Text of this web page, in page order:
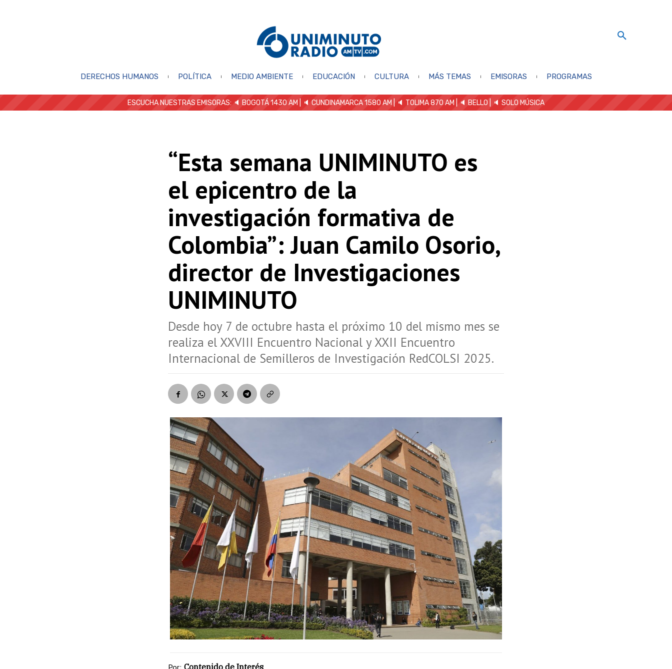
DERECHOS HUMANOS POLÍTICA MEDIO AMBIENTE EDUCACIÓN CULTURA MÁS TEMAS EMISORAS PROGRAMAS
ESCUCHA NUESTRAS EMISORAS: 🔈 BOGOTÁ 1430 AM | 🔈 CUNDINAMARCA 1580 AM | 🔈 TOLIMA 870 AM | 🔈 BELLO 🔈 SOLO MÚSICA
“Esta semana UNIMINUTO es
el epicentro de la
investigación formativa de
Colombia”: Juan Camilo Osorio,
director de Investigaciones
UNIMINUTO
Desde hoy 7 de octubre hasta el próximo 10 del mismo mes se
realiza el XXVIII Encuentro Nacional y XXII Encuentro
Internacional de Semilleros de Investigación RedCOLSI 2025.
Por: Contenido de Interés